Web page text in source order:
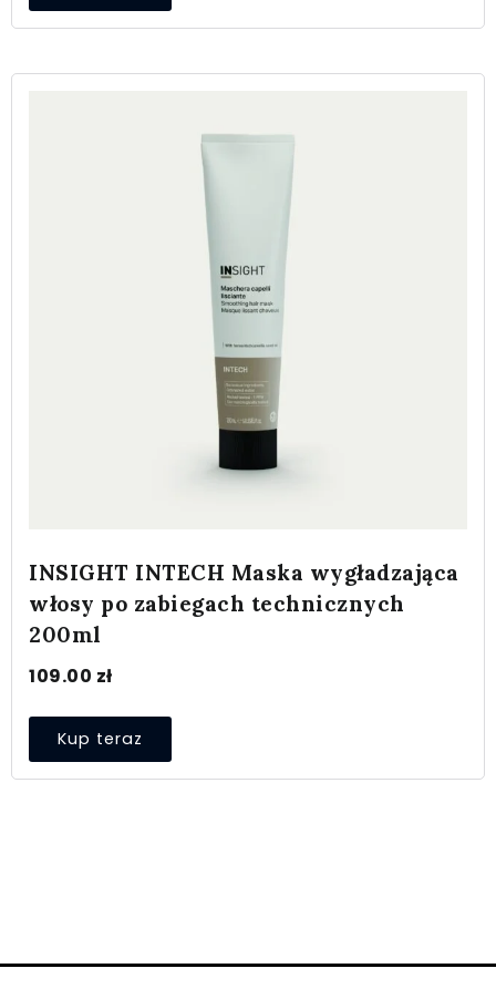
INSIGHT INTECH Maska wygładzająca
włosy po zabiegach technicznych
200ml
109.00 zł
Kup teraz